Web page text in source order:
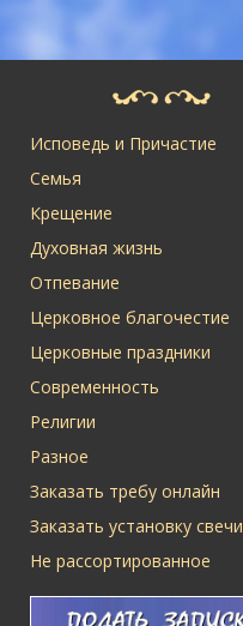
Исповедь и Причастие
Семья
Крещение
Духовная жизнь
Отпевание
Церковное благочестие
Церковные праздники
Современность
Религии
Разное
Заказать требу онлайн
Заказать установку свечи
Не рассортированное